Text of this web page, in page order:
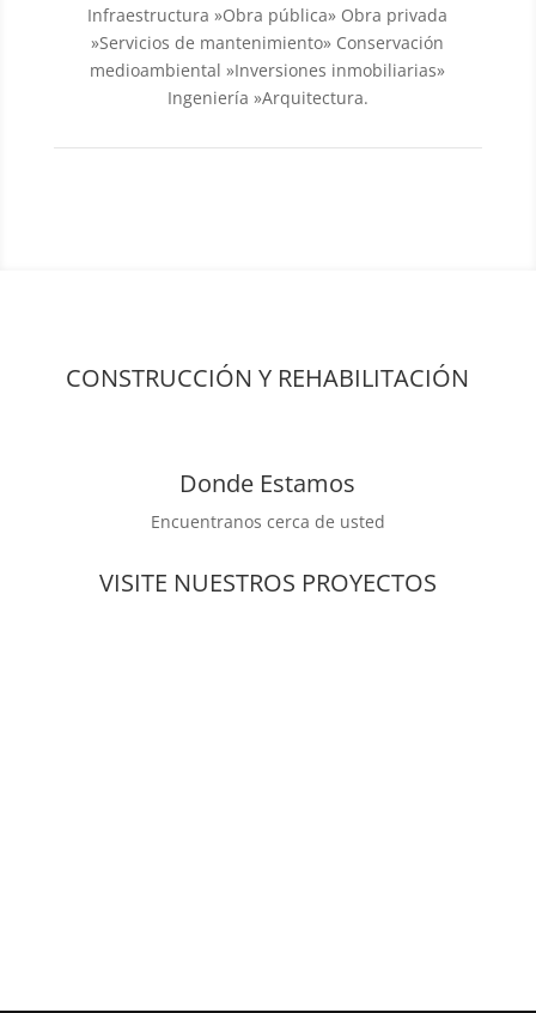
Infraestructura »Obra pública» Obra privada
»Servicios de mantenimiento» Conservación
medioambiental »Inversiones inmobiliarias»
Ingeniería »Arquitectura.
CONSTRUCCIÓN Y REHABILITACIÓN
Donde Estamos
Encuentranos cerca de usted
VISITE NUESTROS PROYECTOS